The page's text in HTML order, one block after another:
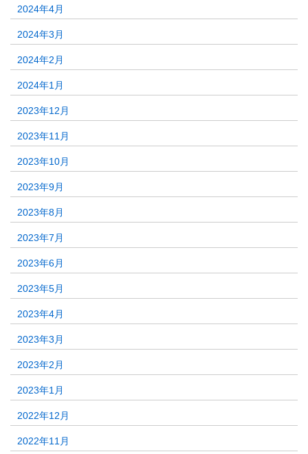
2024年4月
2024年3月
2024年2月
2024年1月
2023年12月
2023年11月
2023年10月
2023年9月
2023年8月
2023年7月
2023年6月
2023年5月
2023年4月
2023年3月
2023年2月
2023年1月
2022年12月
2022年11月